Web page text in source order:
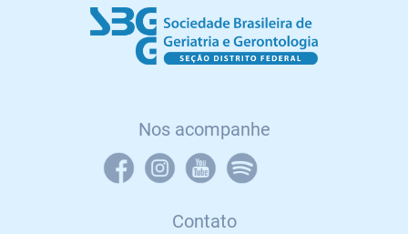
Nos acompanhe
Contato